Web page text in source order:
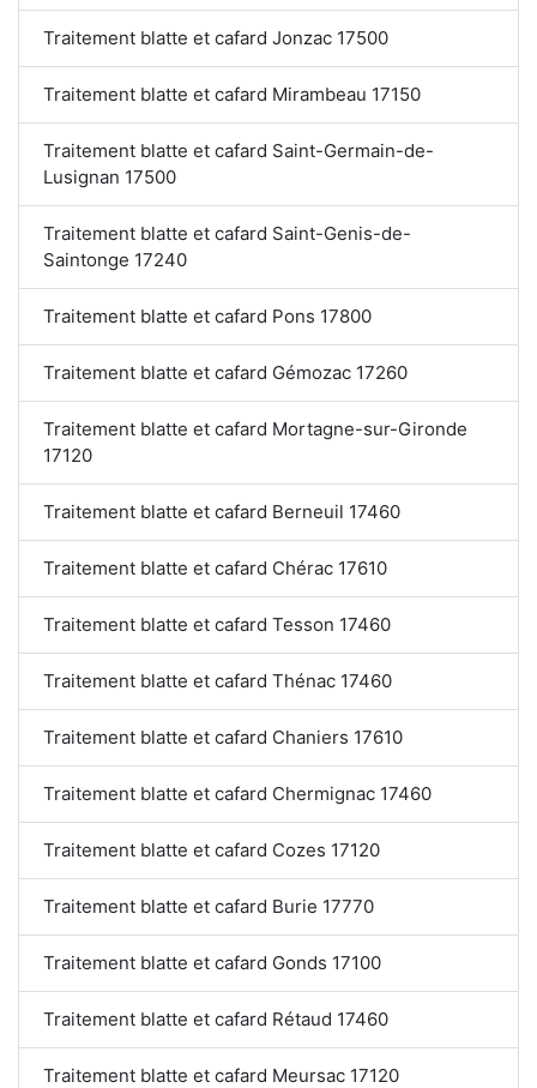
Traitement blatte et cafard Jonzac 17500
Traitement blatte et cafard Mirambeau 17150
Traitement blatte et cafard Saint-Germain-de-
Lusignan 17500
Traitement blatte et cafard Saint-Genis-de-
Saintonge 17240
Traitement blatte et cafard Pons 17800
Traitement blatte et cafard Gémozac 17260
Traitement blatte et cafard Mortagne-sur-Gironde
17120
Traitement blatte et cafard Berneuil 17460
Traitement blatte et cafard Chérac 17610
Traitement blatte et cafard Tesson 17460
Traitement blatte et cafard Thénac 17460
Traitement blatte et cafard Chaniers 17610
Traitement blatte et cafard Chermignac 17460
Traitement blatte et cafard Cozes 17120
Traitement blatte et cafard Burie 17770
Traitement blatte et cafard Gonds 17100
Traitement blatte et cafard Rétaud 17460
Traitement blatte et cafard Meursac 17120